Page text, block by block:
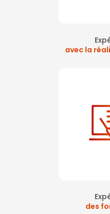
avec la
des